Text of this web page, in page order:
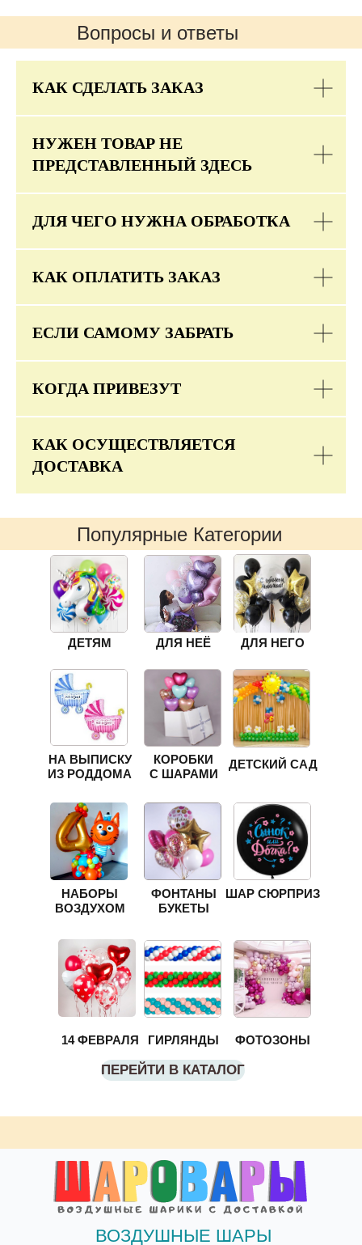
Вопросы и ответы
КАК СДЕЛАТЬ ЗАКАЗ
НУЖЕН ТОВАР НЕ
ПРЕДСТАВЛЕННЫЙ ЗДЕСЬ
ДЛЯ ЧЕГО НУЖНА ОБРАБОТКА
КАК ОПЛАТИТЬ ЗАКАЗ
ЕСЛИ САМОМУ ЗАБРАТЬ
КОГДА ПРИВЕЗУТ
КАК ОСУЩЕСТВЛЯЕТСЯ
ДОСТАВКА
Популярные Категории
ФОНТАНЫ
БУКЕТЫ
ДЛЯ НЕЁ ДЛЯ НЕГО
ДЕТЯМ
НА ВЫПИСКУ
ИЗ РОДДОМА
ШАР СЮРПРИЗ
ГИРЛЯНДЫ
ПЕРЕЙТИ В КАТАЛОГ
ФОТОЗОНЫ
КОРОБКИ
С ШАРАМИ
14 ФЕВРАЛЯ
НАБОРЫ
ВОЗДУХОМ
ДЕТСКИЙ САД
ВОЗДУШНЫЕ ШАРЫ